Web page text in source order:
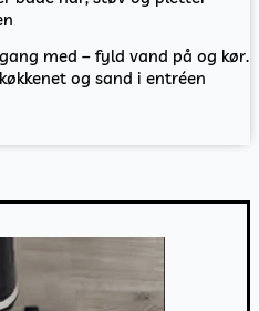
med – fyld vand på og kør.
og sand i entréen